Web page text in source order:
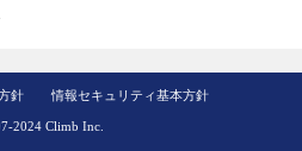
針 情報セキュリティ基本方針
2024 Climb Inc.